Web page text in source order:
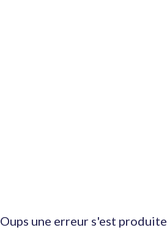
Oups une erreur s'est produite